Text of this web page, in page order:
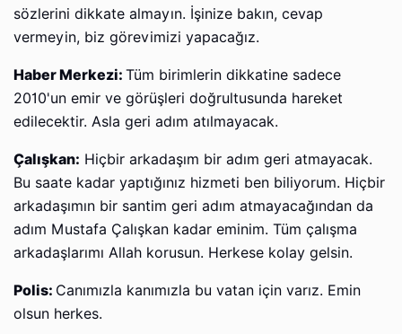
sözlerini dikkate almayın. İşinize bakın, cevap
vermeyin, biz görevimizi yapacağız.
Haber Merkezi: Tüm birimlerin dikkatine sadece
2010'un emir ve görüşleri doğrultusunda hareket
edilecektir. Asla geri adım atılmayacak.
Çalışkan: Hiçbir arkadaşım bir adım geri atmayacak.
Bu saate kadar yaptığınız hizmeti ben biliyorum. Hiçbir
arkadaşımın bir santim geri adım atmayacağından da
adım Mustafa Çalışkan kadar eminim. Tüm çalışma
arkadaşlarımı Allah korusun. Herkese kolay gelsin.
Polis: Canımızla kanımızla bu vatan için varız. Emin
olsun herkes.